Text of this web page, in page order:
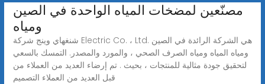
مصنّعين لمضخات المياه الواحدة في الصين
ومياه
شنغهاي وينج شركة Electric Co. ، Ltd. هي الشركة الرائدة في الصين
ومياه المياه ومياه الصرف الصحي ، والمورد والمصدر. التمسك بالسعي
لتحقيق جودة مثالية للمنتجات ، بحيث . تم إرضاء العديد من العملاء من
قبل العديد من العملاء التصميم